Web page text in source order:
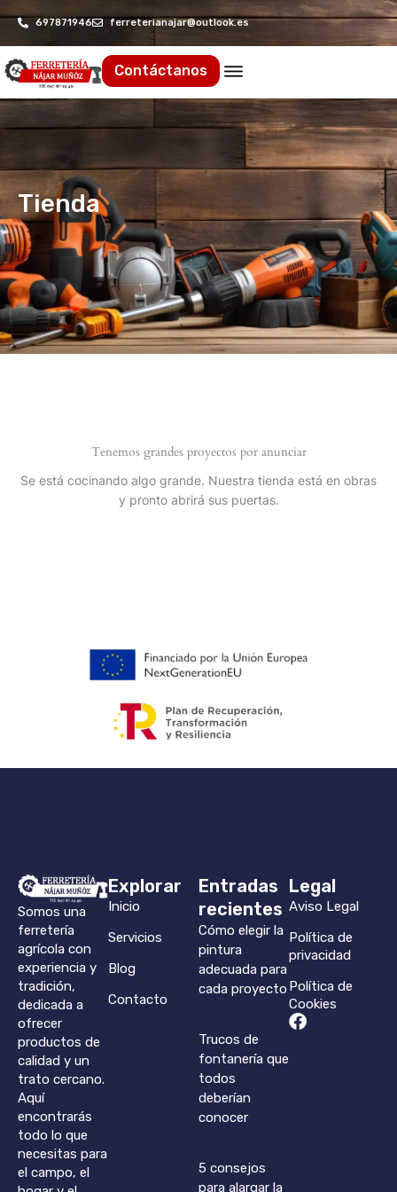
697871946 ferreterianajar@outlook.es
Contáctanos
Tienda
Tenemos grandes proyectos por anunciar
Se está cocinando algo grande. Nuestra tienda está en obras
y pronto abrirá sus puertas.
Somos una
ferretería
agrícola con
experiencia y
tradición,
dedicada a
ofrecer
productos de
calidad y un
trato cercano.
Aquí
encontrarás
todo lo que
necesitas para
el campo, el
Explorar
Inicio
Servicios
Blog
Contacto
Entradas
recientes
Cómo elegir la
pintura
adecuada para
cada proyecto
Trucos de
fontanería que
todos
deberían
conocer
5 consejos
para alargar la
Legal
Aviso Legal
Política de
privacidad
Política de
Cookies
Facebook